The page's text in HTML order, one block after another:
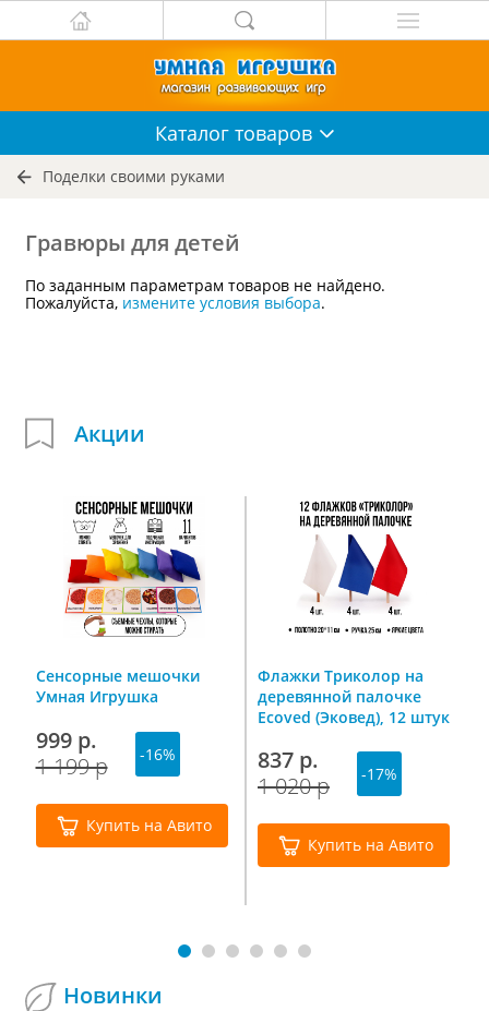
Каталог товаров
Поделки своими руками
Гравюры для детей
По заданным параметрам товаров не найдено.
Пожалуйста, измените условия выбора.
Акции
Сенсорные мешочки
Умная Игрушка
999 р.
1 199 р
-16%
Купить на Авито
Флажки Триколор на
деревянной палочке
Ecoved (Эковед), 12 штук
837 р.
1 020 р
-17%
Купить на Авито
Новинки